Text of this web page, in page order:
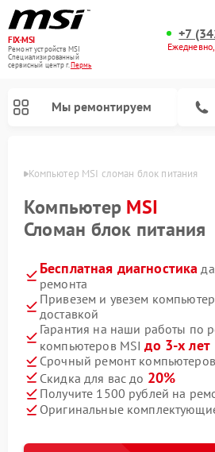
FIX-MSI
Ремонт устройств MSI
Специализированный
cервисный центр г.Пермь
+7
Мы ремонтируем
Компьютер MSI сломан блок питания
Компьютер MSI
Сломан блок питания
Бесплатная диагностика
ремонта
Привезем и увезем
доставкой
Гарантия на наши работы по
компьютеров MSIдо 3-х лет
Срочный ремонт
Скидка для вас до 20%
Получите 1500 рублей на
Оригинальные